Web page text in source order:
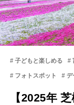
子どもと楽しめる
フォトスポット デ
【2025年